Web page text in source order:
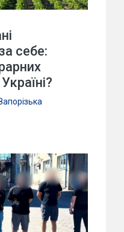
себе: